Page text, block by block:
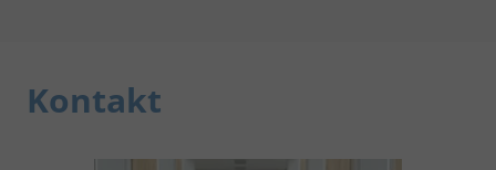
Kontakt